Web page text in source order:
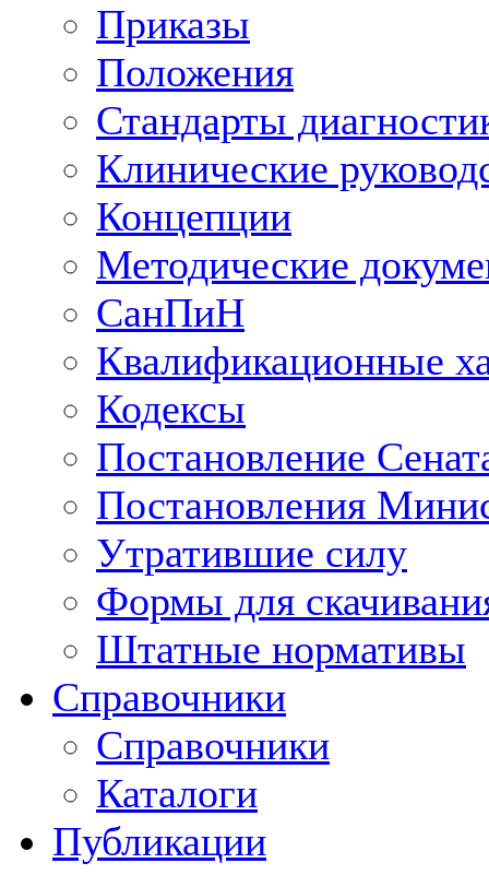
Приказы
Положения
Стандарты
Клинические
Концепции
Методические
СанПиН
Квалификационные
Кодексы
Постановление
Постановления
Утратившие силу
Формы для
Штатные нормативы
Справочники
Справочники
Каталоги
Публикации